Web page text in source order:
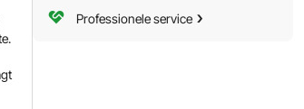
Professionele service